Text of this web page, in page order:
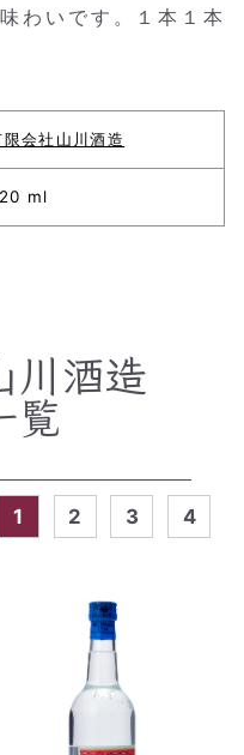
わいです。１本１本
限会社山川酒造
ml
川酒造
覧
1 2 3 4